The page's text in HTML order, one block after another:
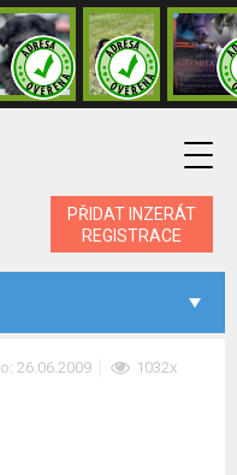
PŘIDAT INZERÁT
REGISTRACE
26.06.2009 1032x